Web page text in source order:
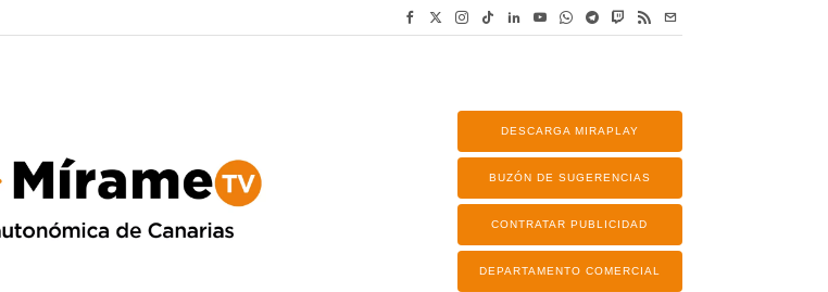
DESCARGA MIRAPLAY
BUZÓN DE SUGERENCIAS
CONTRATAR PUBLICIDAD
DEPARTAMENTO COMERCIAL